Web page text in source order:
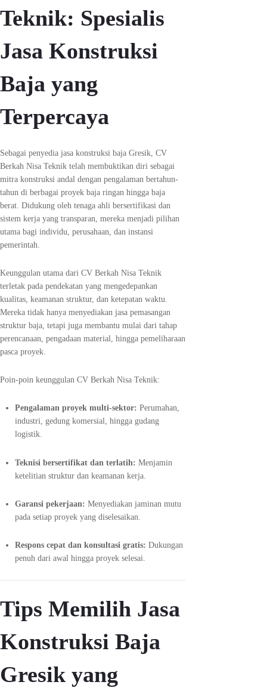
Teknik: Spesialis
Jasa Konstruksi
Baja yang
Terpercaya
Sebagai penyedia jasa konstruksi baja Gresik, CV
Berkah Nisa Teknik telah membuktikan diri sebagai
mitra konstruksi andal dengan pengalaman bertahun-
tahun di berbagai proyek baja ringan hingga baja
berat. Didukung oleh tenaga ahli bersertifikasi dan
sistem kerja yang transparan, mereka menjadi pilihan
utama bagi individu, perusahaan, dan instansi
pemerintah.
Keunggulan utama dari CV Berkah Nisa Teknik
terletak pada pendekatan yang mengedepankan
kualitas, keamanan struktur, dan ketepatan waktu.
Mereka tidak hanya menyediakan jasa pemasangan
struktur baja, tetapi juga membantu mulai dari tahap
perencanaan, pengadaan material, hingga pemeliharaan
pasca proyek.
Poin-poin keunggulan CV Berkah Nisa Teknik:
Pengalaman proyek multi-sektor: Perumahan,
industri, gedung komersial, hingga gudang
logistik.
Teknisi bersertifikat dan terlatih: Menjamin
ketelitian struktur dan keamanan kerja.
Garansi pekerjaan: Menyediakan jaminan mutu
pada setiap proyek yang diselesaikan.
Respons cepat dan konsultasi gratis: Dukungan
penuh dari awal hingga proyek selesai.
Tips Memilih Jasa
Konstruksi Baja
Gresik yang